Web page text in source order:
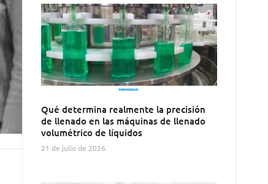
Qué determina realmente la precisión
de llenado en las máquinas de llenado
volumétrico de líquidos
21 de julio de 2026